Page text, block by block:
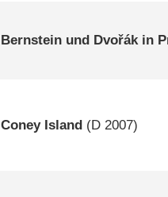
Bernstein und Dvořák in
Coney Island (D 2007)